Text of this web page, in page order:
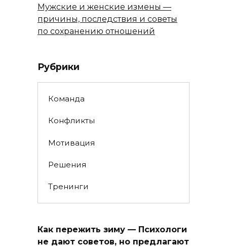
Мужские и женские измены —
причины, последствия и советы
по сохранению отношений
Рубрики
Команда
Конфликты
Мотивация
Решения
Тренинги
Как пережить зиму — Психологи
не дают советов, но предлагают